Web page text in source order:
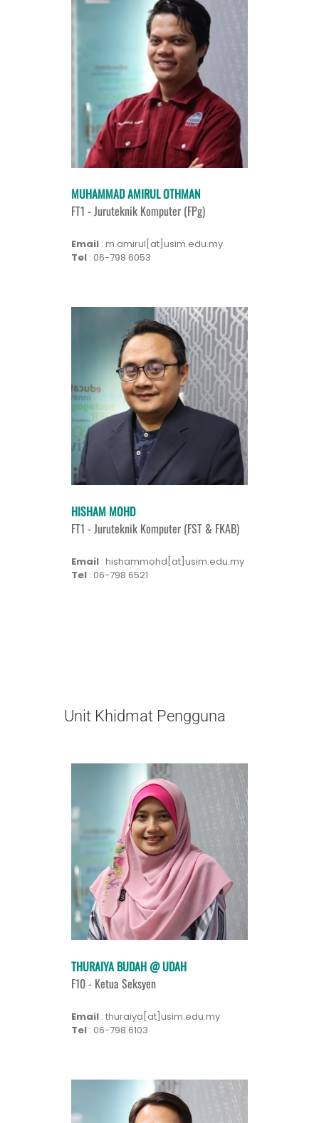
MUHAMMAD AMIRUL OTHMAN
FT1 - Juruteknik Komputer (FPg)
Email : m.amirul[at]usim.edu.my
Tel : 06-798 6053
HISHAM MOHD
FT1 - Juruteknik Komputer (FST & FKAB)
Email : hishammohd[at]usim.edu.my
Tel : 06-798 6521
Unit Khidmat Pengguna
THURAIYA BUDAH @ UDAH
F10 - Ketua Seksyen
Email : thuraiya[at]usim.edu.my
Tel : 06-798 6103